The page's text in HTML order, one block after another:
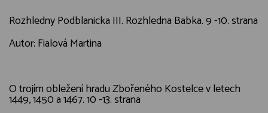
Rozhledny Podblanicka III. Rozhledna Babka. 9 -10. strana
Autor: Fialová Martina
O trojím obležení hradu Zbořeného Kostelce v letech
1449, 1450 a 1467. 10 -13. strana